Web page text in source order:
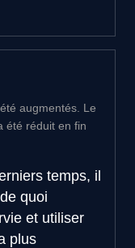
augmentés. Le
été réduit en fin
temps, il
quoi
et utiliser
plus